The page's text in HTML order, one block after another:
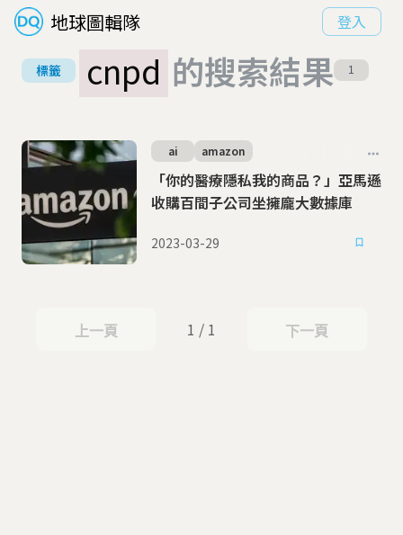
地球圖輯隊 登入
標籤 cnpd 的搜索結果 1
「你的醫療隱私我的商品？」亞馬遜
收購百間子公司坐擁龐大數據庫
ai amazon
2023-03-29
上一頁
上一頁 1 / 1 下一頁
下一頁